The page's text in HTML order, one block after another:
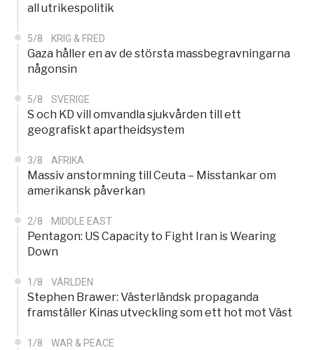
all utrikespolitik
5/8 KRIG & FRED
Gaza håller en av de största massbegravningarna
någonsin
5/8 SVERIGE
S och KD vill omvandla sjukvården till ett
geografiskt apartheidsystem
3/8 AFRIKA
Massiv anstormning till Ceuta – Misstankar om
amerikansk påverkan
2/8 MIDDLE EAST
Pentagon: US Capacity to Fight Iran is Wearing
Down
1/8 VÄRLDEN
Stephen Brawer: Västerländsk propaganda
framställer Kinas utveckling som ett hot mot Väst
1/8 WAR & PEACE